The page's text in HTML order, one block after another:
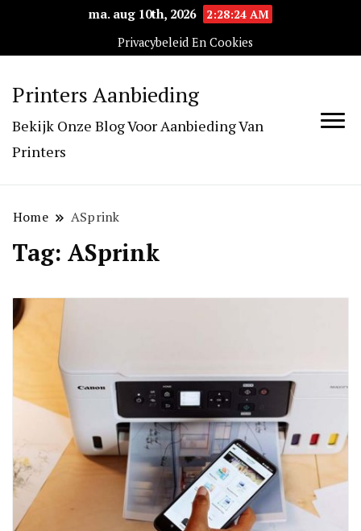
ma. aug 10th, 2026
2:28:24 AM
Privacybeleid En Cookies
Printers Aanbieding
Bekijk Onze Blog Voor Aanbieding Van
Printers
Home ASprink
Tag: ASprink